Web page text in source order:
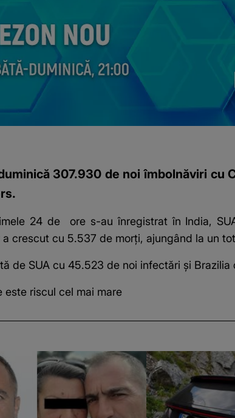
307.930 de noi îmbolnăviri cu
24 de ores-au înregistrat în India,
crescut cu 5.537 de morţi, ajungând la un
de SUA cu 45.523 de noi infectări şi Brazilia
este riscul cel mai mare